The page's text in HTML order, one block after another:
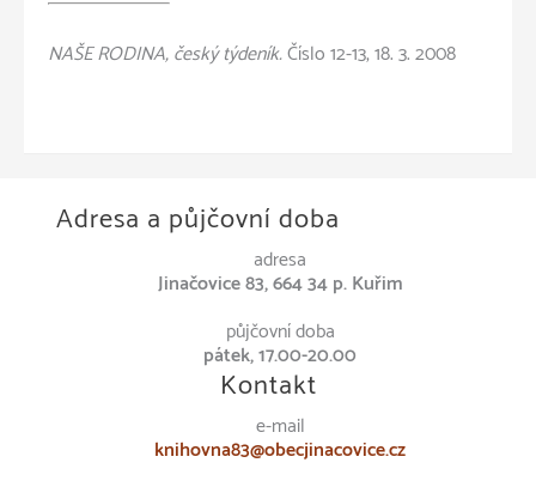
NAŠE RODINA, český týdeník.Číslo 12-13, 18. 3. 2008
Adresa a půjčovní doba
adresa
Jinačovice 83, 664 34 p. Kuřim
půjčovní doba
pátek, 17.00-20.00
Kontakt
e-mail
knihovna83@obecjinacovice.cz